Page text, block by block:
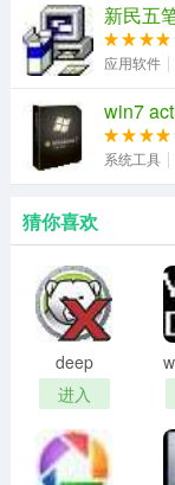
易于使用，您可
支持 128 位和
可移除 aes 加.
优化特殊 pdf 表
支持拖拽
自动修复某些损
从某些 pdf 文件
优化大 pdf 文件
从加密的 pdf 文
提供手动使用或
新民五
应用软件
win7
系统工具
猜你喜欢
deep
freeze
password
remover(冰
点还原密
进入